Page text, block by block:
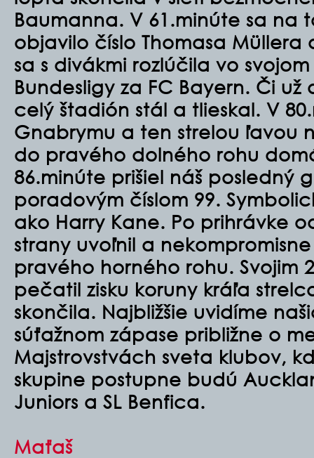
Baumanna. V 61.minúte sa na
objavilo číslo Thomasa Müllera
sa s divákmi rozlúčila vo
Bundesligy za FC Bayern. Či
celý štadión stál a tlieskal. V
Gnabrymu a ten strelou ľavou
do pravého dolného rohu
86.minúte prišiel náš posledný
poradovým číslom 99.
ako Harry Kane. Po prihrávke
strany uvoľnil a
pravého horného rohu. Svojim
pečatil zisku koruny kráľa
skončila. Najbližšie uvidíme
súťažnom zápase približne o
Majstrovstvách sveta klubov,
skupine postupne budú
Juniors a SL Benfica.
Maťaš